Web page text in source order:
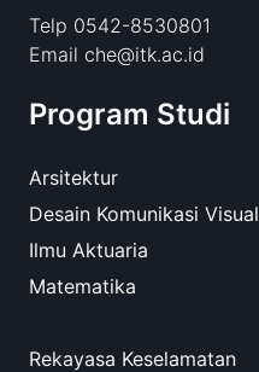
Telp 0542-8530801
Email che@itk.ac.id
Program Studi
Arsitektur
Desain Komunikasi Visual
Ilmu Aktuaria
Matematika
Rekayasa Keselamatan